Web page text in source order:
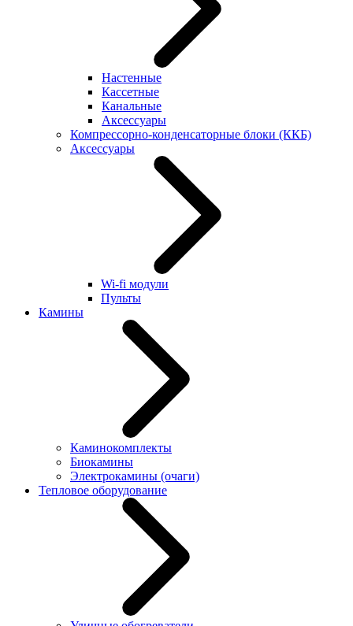
Настенные
Кассетные
Канальные
Аксессуары
Компрессорно-конденсаторные блоки (ККБ)
Аксессуары
Wi-fi модули
Пульты
Камины
Каминокомплекты
Биокамины
Электрокамины (очаги)
Тепловое оборудование